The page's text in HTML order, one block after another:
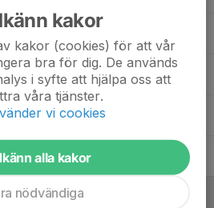
kakor
kakor (cookies) för att vår
bra för dig. De används
i syfte att hjälpa oss att
våra tjänster.
vi cookies
alla kakor
nödvändiga